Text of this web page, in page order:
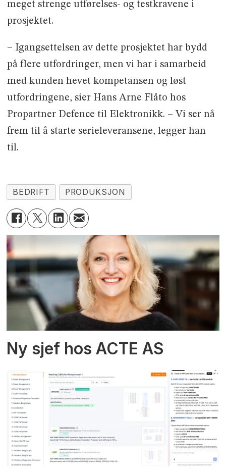
meget strenge utførelses- og testkravene i
prosjektet.
– Igangsettelsen av dette prosjektet har bydd
på flere utfordringer, men vi har i samarbeid
med kunden hevet kompetansen og løst
utfordringene, sier Hans Arne Flåto hos
Propartner Defence til Elektronikk. – Vi ser nå
frem til å starte serieleveransene, legger han
til.
BEDRIFT PRODUKSJON
Ny sjef hos ACTE AS